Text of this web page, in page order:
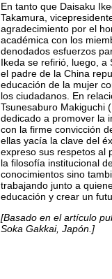
En tanto que Daisaku
Takamura,
agradecimiento por el
académica con los
denodados esfuerzos
Ikeda se refirió, luego, a
el padre de la China
educación de la mujer
los ciudadanos. En
Tsunesaburo Makiguchi
dedicado a promover la
con la firme convicción
ellas yacía la clave del
expreso sus respetos al
la filosofía institucional
conocimientos sino
trabajando junto a
educación y crear un
[Basado en el artículo
Soka Gakkai, Japón.]